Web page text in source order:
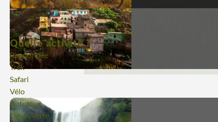
Quelle activité ?
Randonnée
Trek
Safari
Vélo
Autotour
Découverte